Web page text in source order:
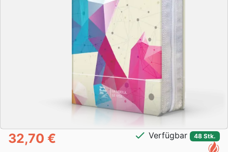
32,70 € check Verfügbar 48 Stk.